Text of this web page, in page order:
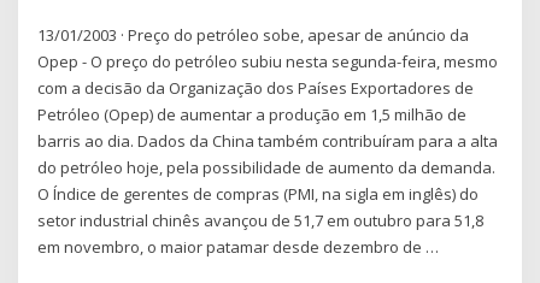
13/01/2003 · Preço do petróleo sobe, apesar de anúncio da
Opep - O preço do petróleo subiu nesta segunda-feira, mesmo
com a decisão da Organização dos Países Exportadores de
Petróleo (Opep) de aumentar a produção em 1,5 milhão de
barris ao dia. Dados da China também contribuíram para a alta
do petróleo hoje, pela possibilidade de aumento da demanda.
O Índice de gerentes de compras (PMI, na sigla em inglês) do
setor industrial chinês avançou de 51,7 em outubro para 51,8
em novembro, o maior patamar desde dezembro de …